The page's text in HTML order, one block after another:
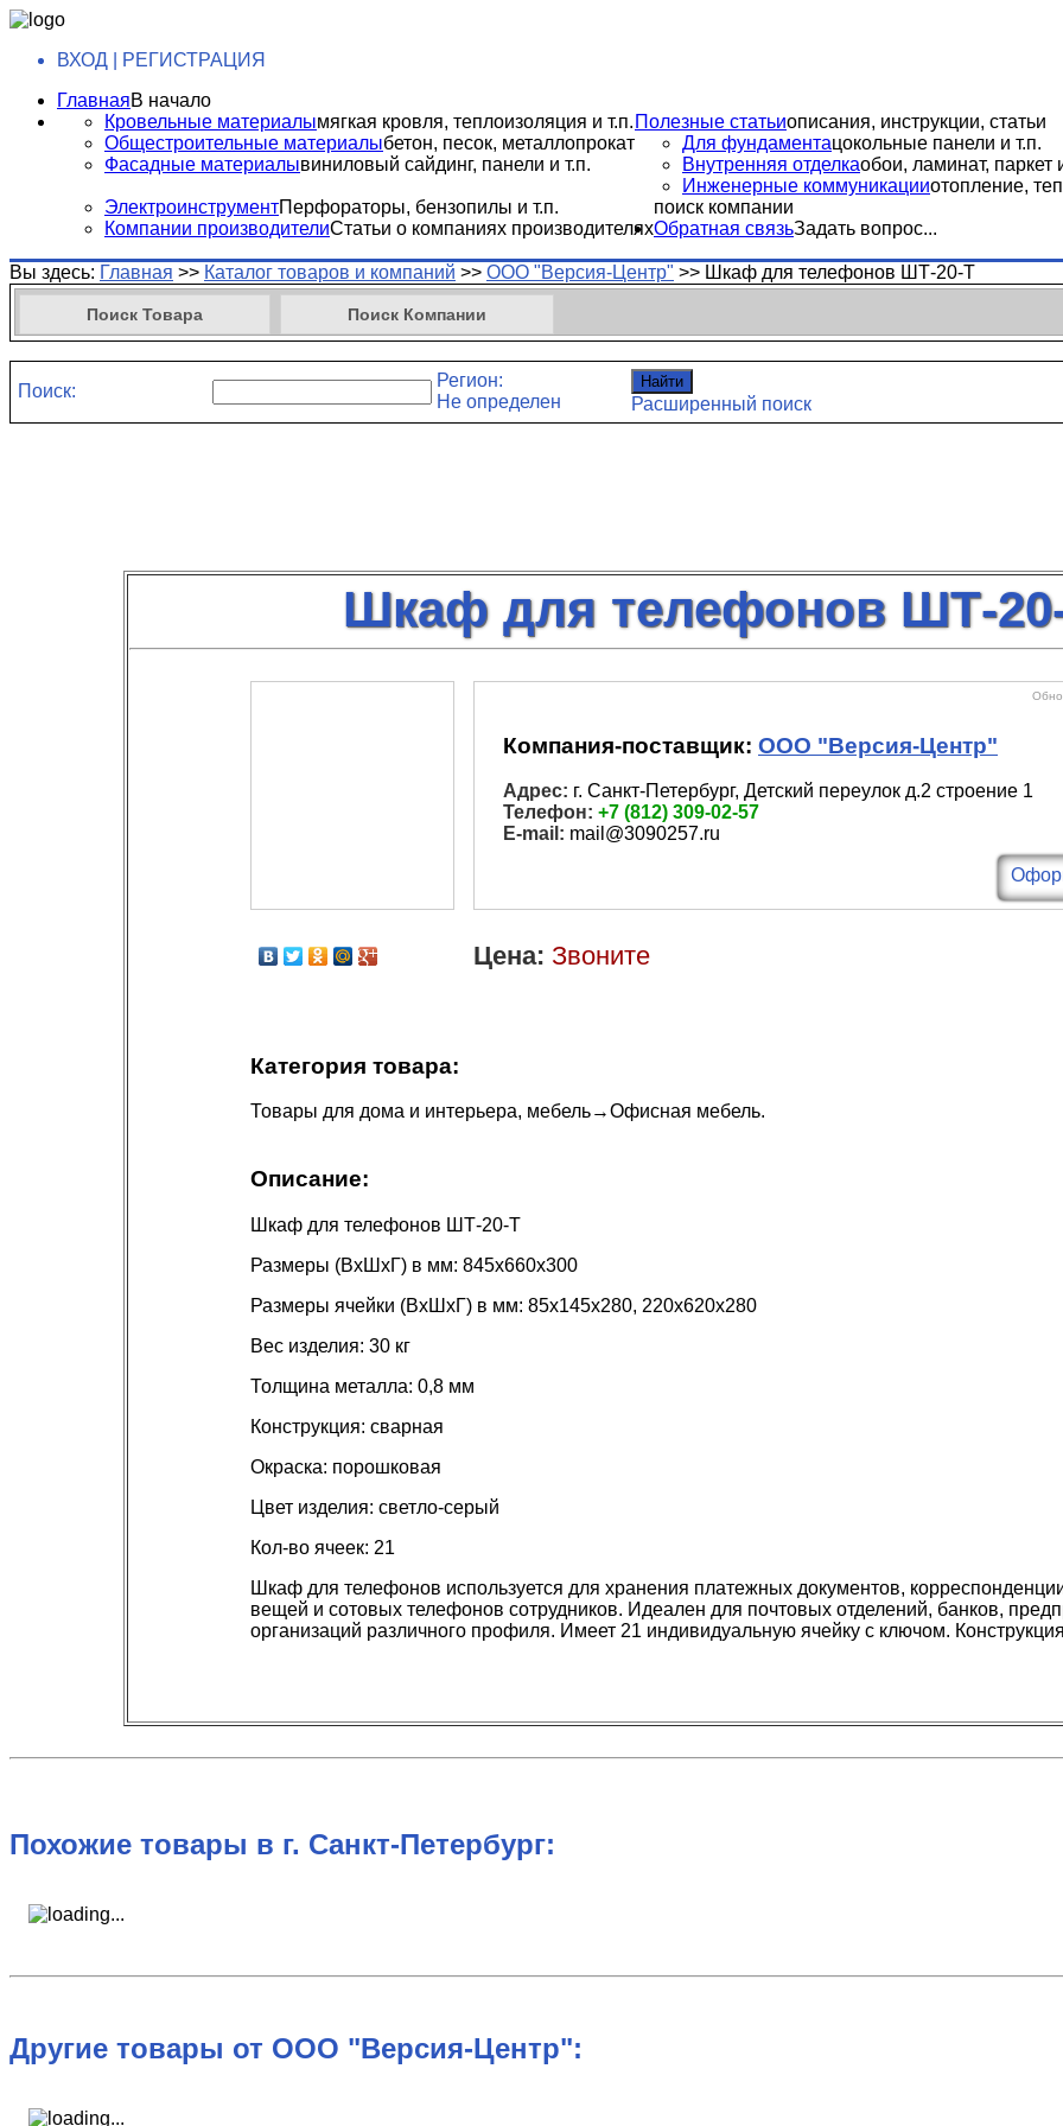
ВХОД | РЕГИСТРАЦИЯ
ГлавнаяВ начало
Полезные статьиописания, инструкции, статьи
Кровельные материалымягкая кровля, теплоизоляция и т.п.
Общестроительные материалыбетон, песок, металлопрокат
Фасадные материалывиниловый сайдинг, панели и т.п.
Для фундаментацокольные панели и т.п.
Внутренняя отделкаобои, ламинат, паркет
Инженерные коммуникацииотопление,
ЭлектроинструментПерфораторы, бензопилы и т.п.
Компании производителиСтатьи о компаниях производителях
поиск компании
Обратная связьЗадать вопрос...
Вы здесь: Главная >> Каталог товаров и компаний >> ООО "Версия-Центр" >> Шкаф для телефонов ШТ-20-Т
Поиск Товара Поиск Компании
Поиск:
Регион:
Не определен
Найти
Расширенный поиск
Шкаф для телефонов ШТ-
Компания-поставщик: ООО "Версия-Центр"
Адрес: г. Санкт-Петербург, Детский переулок д.2 строение 1
Телефон: +7 (812) 309-02-57
E-mail: mail@3090257.ru
Цена: Звоните
Категория товара:
Товары для дома и интерьера, мебель→Офисная мебель.
Описание:
Шкаф для телефонов ШТ-20-Т
Размеры (ВхШхГ) в мм: 845х660х300
Размеры ячейки (ВхШхГ) в мм: 85х145х280, 220х620х280
Вес изделия: 30 кг
Толщина металла: 0,8 мм
Конструкция: сварная
Окраска: порошковая
Цвет изделия: светло-серый
Кол-во ячеек: 21
Шкаф для телефонов используется для хранения платежных документов,
вещей и сотовых телефонов сотрудников. Идеален для почтовых отделений, банков,
организаций различного профиля. Имеет 21 индивидуальную ячейку с ключом.
Похожие товары в г. Санкт-Петербург:
Другие товары от ООО "Версия-Центр":